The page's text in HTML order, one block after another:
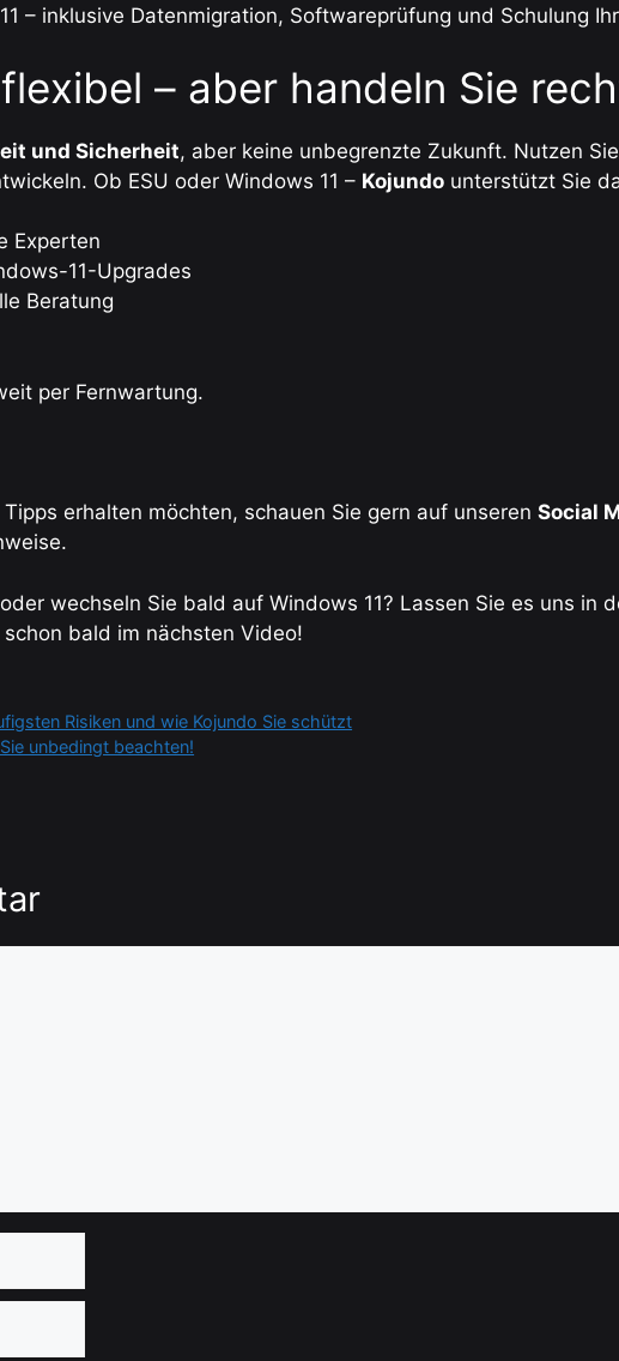
– inklusive Datenmigration, Softwareprüfung und Schulung
– aber handeln Sie
und Sicherheit, aber keine unbegrenzte Zukunft. Nutzen
Ob ESU oder Windows 11 – Kojundo unterstützt Sie
Experten
11-Upgrades
Beratung
per Fernwartung.
erhalten möchten, schauen Sie gern auf unseren Social
wechseln Sie bald auf Windows 11? Lassen Sie es uns in
bald im nächsten Video!
Risiken und wie Kojundo Sie schützt
unbedingt beachten!